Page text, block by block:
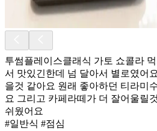
투썸플레이스클래식 가토 쇼콜라
서 맛있긴한데 넘 달아서 별로였어
을것 같아요 원래 좋아하던 티라미
요 그리고 카페라떼가 더 잘어울릴
쉬웠어요
#일반식 #점심